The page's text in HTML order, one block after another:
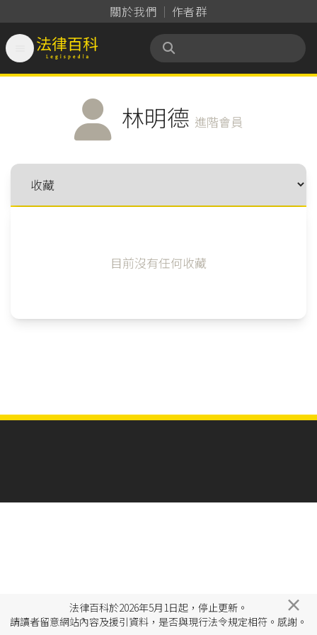
關於我們 作者群
法律百科 Legispedia
林明德 進階會員
目前沒有任何收藏
法律百科於2026年5月1日起，停止更新。
請讀者留意網站內容及援引資料，是否與現行法令規定相符。感謝。
×